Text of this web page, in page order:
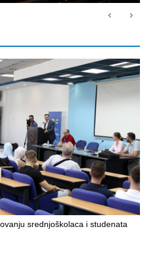
srednjoškolaca i studenata
AKTI